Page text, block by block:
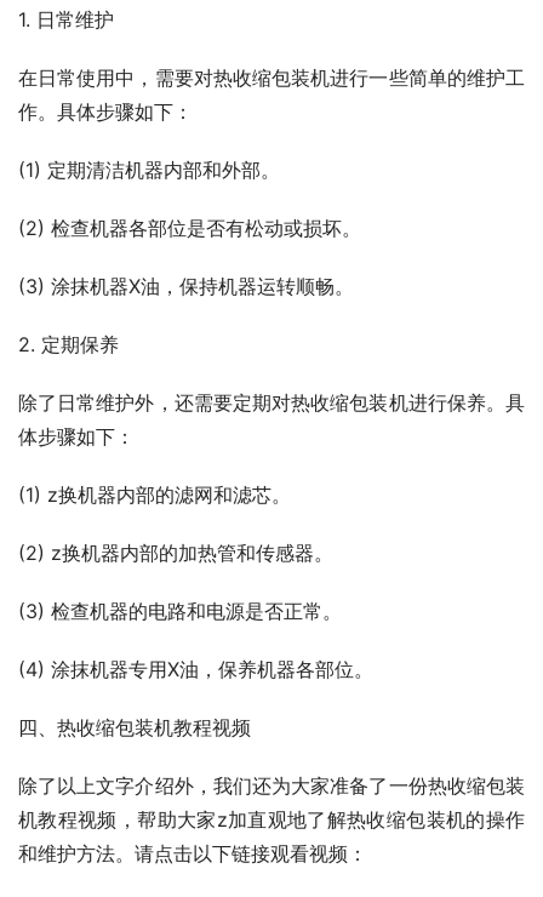
1. 日常维护
在日常使用中，需要对热收缩包装机进行一些简单的维护工
作。具体步骤如下：
(1) 定期清洁机器内部和外部。
(2) 检查机器各部位是否有松动或损坏。
(3) 涂抹机器X油，保持机器运转顺畅。
2. 定期保养
除了日常维护外，还需要定期对热收缩包装机进行保养。具
体步骤如下：
(1) z换机器内部的滤网和滤芯。
(2) z换机器内部的加热管和传感器。
(3) 检查机器的电路和电源是否正常。
(4) 涂抹机器专用X油，保养机器各部位。
四、热收缩包装机教程视频
除了以上文字介绍外，我们还为大家准备了一份热收缩包装
机教程视频，帮助大家z加直观地了解热收缩包装机的操作
和维护方法。请点击以下链接观看视频：